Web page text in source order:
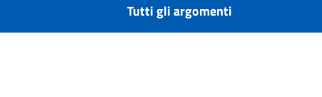
Tutti gli argomenti